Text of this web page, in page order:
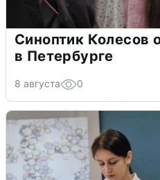
Синоптик Колесов
в Петербурге
8 августа 0